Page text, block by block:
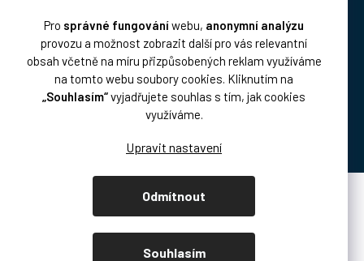
Pro správné fungováníwebu, anonymní analýzu
provozu a možnost zobrazit další pro vás relevantní
obsah včetně na míru přizpůsobených reklam využíváme
na tomto webu soubory cookies. Kliknutím na
„Souhlasím“vyjadřujete souhlas s tím, jak cookies
využíváme.
Odmítnout
Souhlasím
Platba:
Vytvořil Shoptet Premium
Copyright 2026 . Všechna práva vyhrazena.
Upravit nastavení cookies